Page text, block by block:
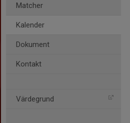
Matcher
Kalender
Dokument
Kontakt
Värdegrund